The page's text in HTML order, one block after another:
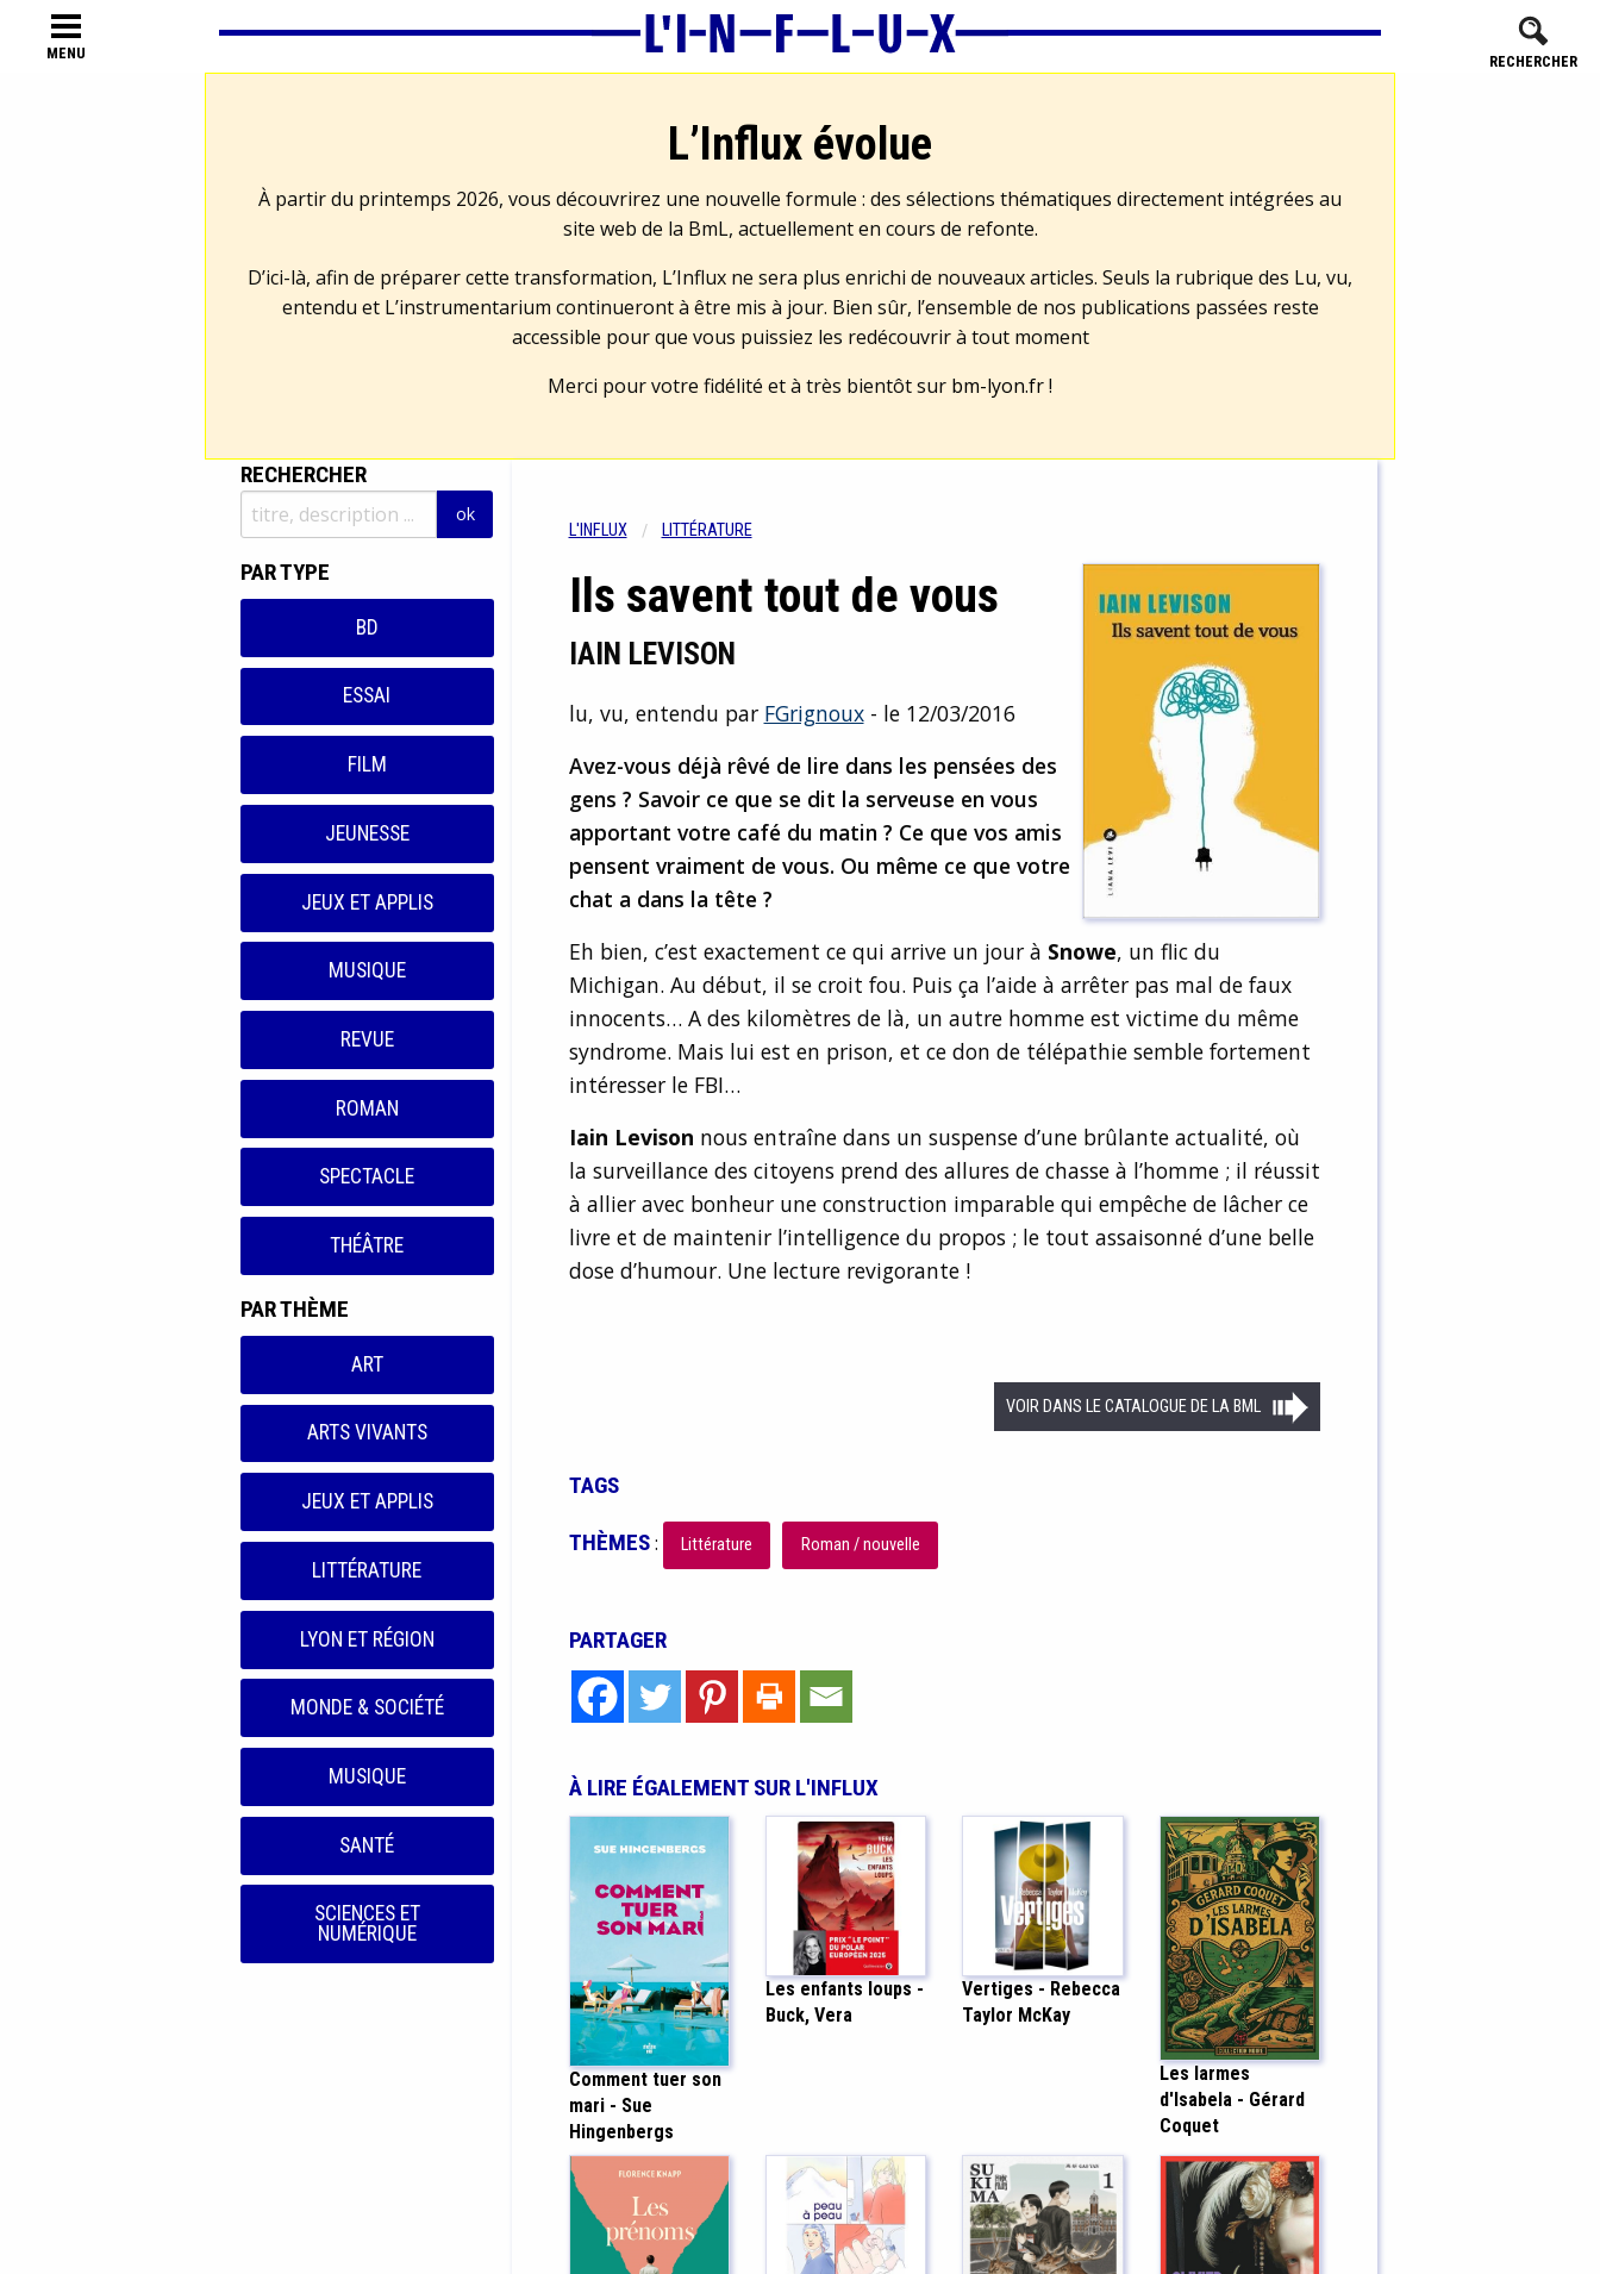
MENU RECHERCHER
L’Influx évolue
À partir du printemps 2026, vous découvrirez une nouvelle formule : des sélections thématiques directement intégrées au
site web de la BmL, actuellement en cours de refonte.
D’ici-là, afin de préparer cette transformation, L’Influx ne sera plus enrichi de nouveaux articles. Seuls la rubrique des Lu, vu,
entendu et L’instrumentarium continueront à être mis à jour. Bien sûr, l’ensemble de nos publications passées reste
accessible pour que vous puissiez les redécouvrir à tout moment
Merci pour votre fidélité et à très bientôt sur bm-lyon.fr!
RECHERCHER
PAR TYPE
BD
ESSAI
FILM
JEUNESSE
JEUX ET APPLIS
MUSIQUE
REVUE
ROMAN
SPECTACLE
THÉÂTRE
PAR THÈME
ART
ARTS VIVANTS
JEUX ET APPLIS
LITTÉRATURE
LYON ET RÉGION
MONDE & SOCIÉTÉ
MUSIQUE
SANTÉ
SCIENCES ET
NUMÉRIQUE
L'INFLUX LITTÉRATURE
Ils savent tout de vous
IAIN LEVISON
lu, vu, entendu par FGrignoux- le 12/03/2016
Avez-vous déjà rêvé de lire dans les pensées des
gens ? Savoir ce que se dit la serveuse en vous
apportant votre café du matin ? Ce que vos amis
pensent vraiment de vous. Ou même ce que votre
chat a dans la tête ?
Eh bien, c’est exactement ce qui arrive un jour à Snowe, un flic du
Michigan. Au début, il se croit fou. Puis ça l’aide à arrêter pas mal de faux
innocents… A des kilomètres de là, un autre homme est victime du même
syndrome. Mais lui est en prison, et ce don de télépathie semble fortement
intéresser le FBI…
Iain Levison nous entraîne dans un suspense d’une brûlante actualité, où
la surveillance des citoyens prend des allures de chasse à l’homme ; il réussit
à allier avec bonheur une construction imparable qui empêche de lâcher ce
livre et de maintenir l’intelligence du propos ; le tout assaisonné d’une belle
dose d’humour. Une lecture revigorante !
VOIR DANS LE CATALOGUE DE LA BML
TAGS
THÈMES: Littérature Roman / nouvelle
PARTAGER
À LIRE ÉGALEMENT SUR L'INFLUX
Comment tuer son
mari - Sue
Hingenbergs
Les enfants loups -
Buck, Vera
Vertiges - Rebecca
Taylor McKay
Les larmes
d'Isabela - Gérard
Coquet